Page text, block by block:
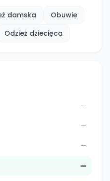
damska
Obuwie
Odzież dziecięca
—
—
—
—